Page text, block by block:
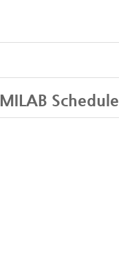
MILAB Schedule